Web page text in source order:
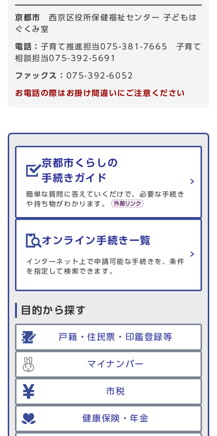
京都市西京区役所保健福祉センター 子どもは
ぐくみ室
電話： 子育て推進担当075-381-7665 子育て
相談担当075-392-5691
ファックス： 075-392-6052
お電話の際はお掛け間違いにご注意ください
生活情報を探す
京都市くらしの
手続きガイド
簡単な質問に答えていくだけで、必要な手続き
や持ち物がわかります。
オンライン手続き一覧
インターネット上で申請可能な手続きを、条件
を指定して検索できます。
目的から探す
戸籍・住民票・印鑑登録等
マイナンバー
市税
健康保険・年金